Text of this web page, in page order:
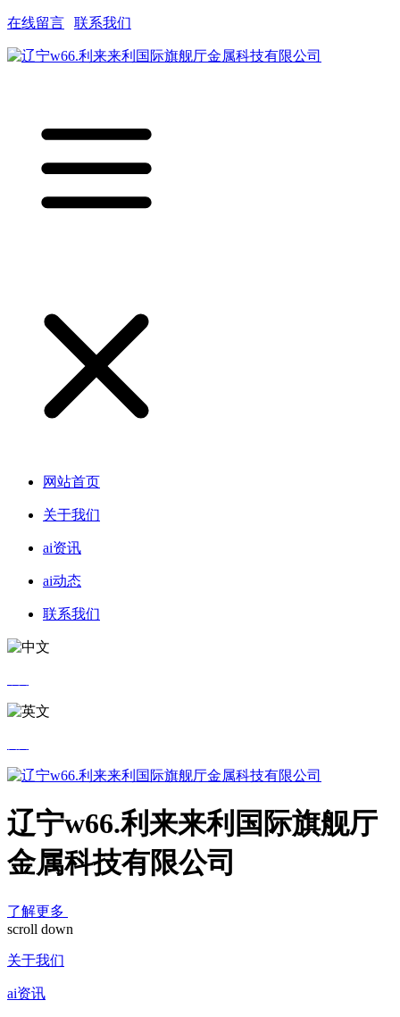
在线留言 联系我们
网站首页
关于我们
ai资讯
ai动态
联系我们
辽宁w66.利来来利国际旗舰厅
金属科技有限公司
了解更多
scroll down
关于我们
ai资讯